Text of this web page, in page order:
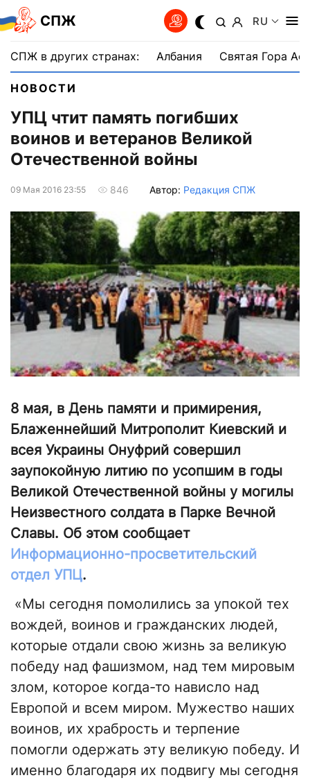
СПЖ RU
СПЖ в других странах: Албания Святая Гора
НОВОСТИ
УПЦ чтит память погибших
воинов и ветеранов Великой
Отечественной войны
09 Мая 2016 23:55 846 Автор: Редакция СПЖ
8 мая, в День памяти и примирения,
Блаженнейший Митрополит Киевский и
всея Украины Онуфрий совершил
заупокойную литию по усопшим в годы
Великой Отечественной войны у могилы
Неизвестного солдата в Парке Вечной
Славы. Об этом сообщает
Информационно-просветительский
отдел УПЦ.
«Мы сегодня помолились за упокой тех
вождей, воинов и гражданских людей,
которые отдали свою жизнь за великую
победу над фашизмом, над тем мировым
злом, которое когда-то нависло над
Европой и всем миром. Мужество наших
воинов, их храбрость и терпение
помогли одержать эту великую победу. И
именно благодаря их подвигу мы сегодня